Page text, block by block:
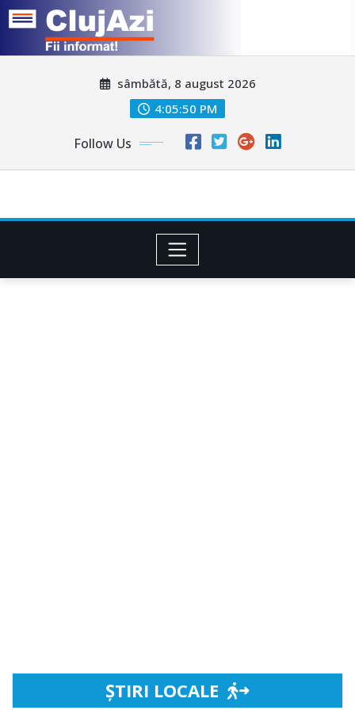
sâmbătă, 8 august 2026
4:05:53 PM
Follow Us
ȘTIRI LOCALE